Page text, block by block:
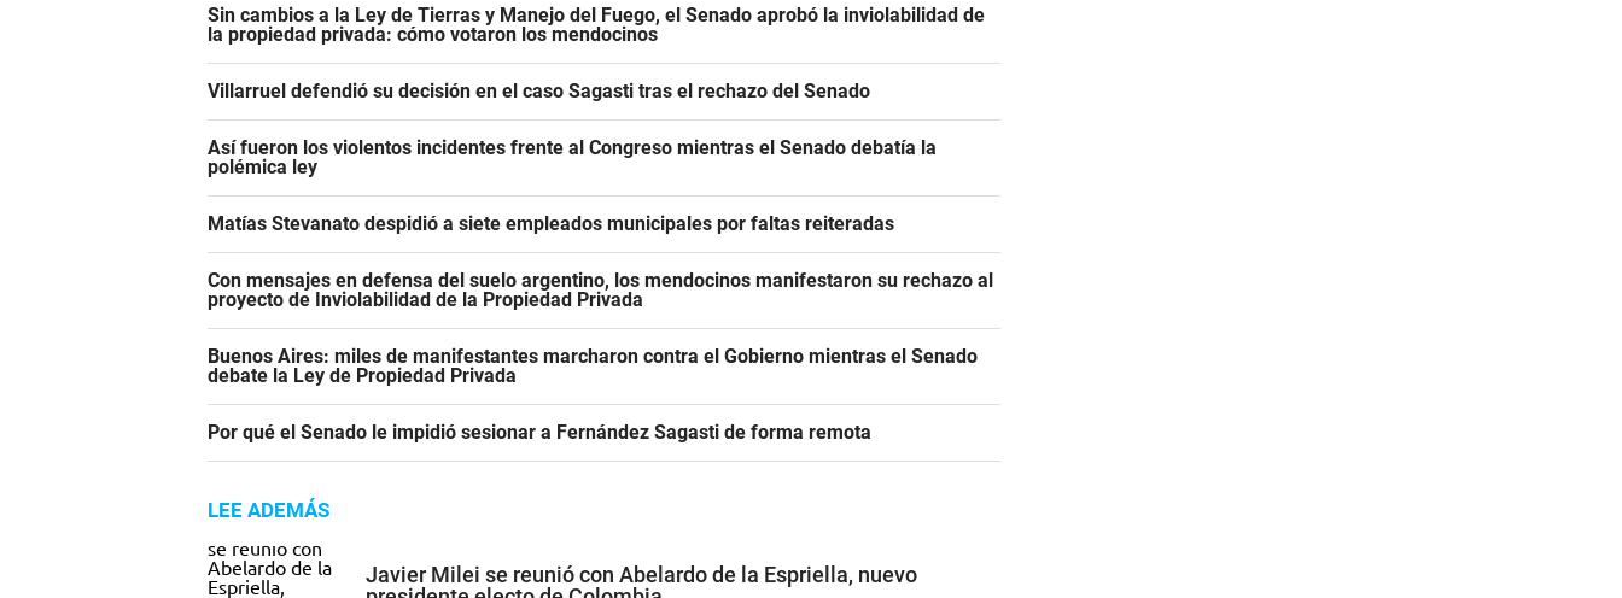
Sin cambios a la Ley de Tierras y Manejo del Fuego, el Senado aprobó la inviolabilidad de
la propiedad privada: cómo votaron los mendocinos
Villarruel defendió su decisión en el caso Sagasti tras el rechazo del Senado
Así fueron los violentos incidentes frente al Congreso mientras el Senado debatía la
polémica ley
Matías Stevanato despidió a siete empleados municipales por faltas reiteradas
Con mensajes en defensa del suelo argentino, los mendocinos manifestaron su rechazo al
proyecto de Inviolabilidad de la Propiedad Privada
Buenos Aires: miles de manifestantes marcharon contra el Gobierno mientras el Senado
debate la Ley de Propiedad Privada
Por qué el Senado le impidió sesionar a Fernández Sagasti de forma remota
LEE ADEMÁS
Javier Milei se reunió con Abelardo de la Espriella, nuevo